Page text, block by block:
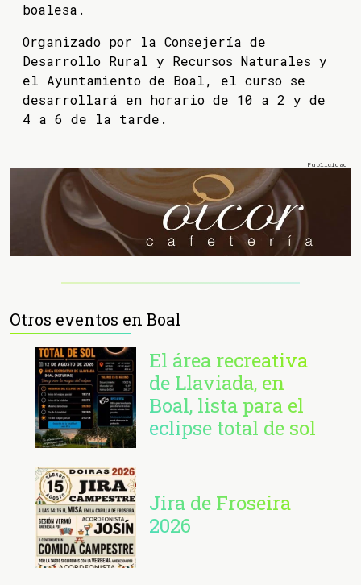
boalesa.
Organizado por la Consejería de
Desarrollo Rural y Recursos Naturales y
el Ayuntamiento de Boal, el curso se
desarrollará en horario de 10 a 2 y de
4 a 6 de la tarde.
Otros eventos en Boal
El área recreativa
de Llaviada, en
Boal, lista para el
eclipse total de sol
Jira de Froseira
2026